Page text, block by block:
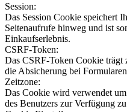
Session:
Das Session Cookie speichert
Seitenaufrufe hinweg und ist
Einkaufserlebnis.
CSRF-Token:
Das CSRF-Token Cookie trägt
die Absicherung bei
Zeitzone:
Das Cookie wird verwendet
des Benutzers zur Verfügung